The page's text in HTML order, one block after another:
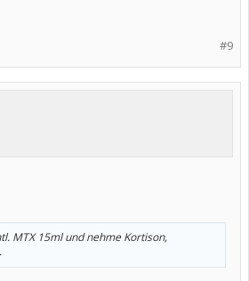
#9
MTX 15ml und nehme Kortison,